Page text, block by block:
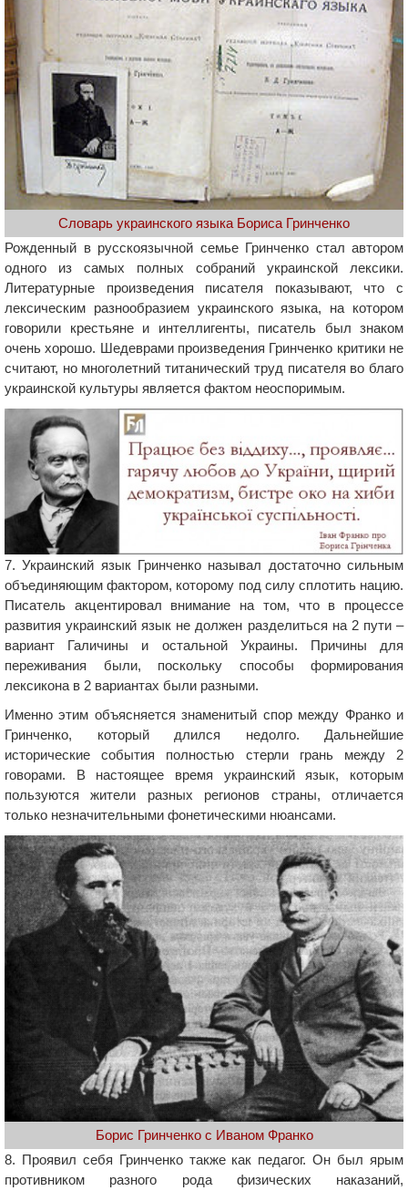
Словарь украинского языка Бориса Гринченко
Рожденный в русскоязычной семье Гринченко стал автором
одного из самых полных собраний украинской лексики.
Литературные произведения писателя показывают, что с
лексическим разнообразием украинского языка, на котором
говорили крестьяне и интеллигенты, писатель был знаком
очень хорошо. Шедеврами произведения Гринченко критики не
считают, но многолетний титанический труд писателя во благо
украинской культуры является фактом неоспоримым.
7. Украинский язык Гринченко называл достаточно сильным
объединяющим фактором, которому под силу сплотить нацию.
Писатель акцентировал внимание на том, что в процессе
развития украинский язык не должен разделиться на 2 пути –
вариант Галичины и остальной Украины. Причины для
переживания были, поскольку способы формирования
лексикона в 2 вариантах были разными.
Именно этим объясняется знаменитый спор между Франко и
Гринченко, который длился недолго. Дальнейшие
исторические события полностью стерли грань между 2
говорами. В настоящее время украинский язык, которым
пользуются жители разных регионов страны, отличается
только незначительными фонетическими нюансами.
Борис Гринченко с Иваном Франко
8. Проявил себя Гринченко также как педагог. Он был ярым
противником разного рода физических наказаний,